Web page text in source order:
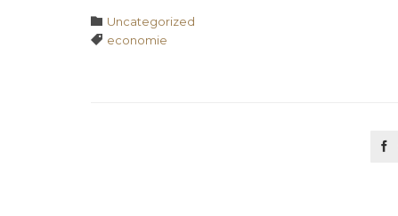
 Category
Uncategorized
 Tags
economie
